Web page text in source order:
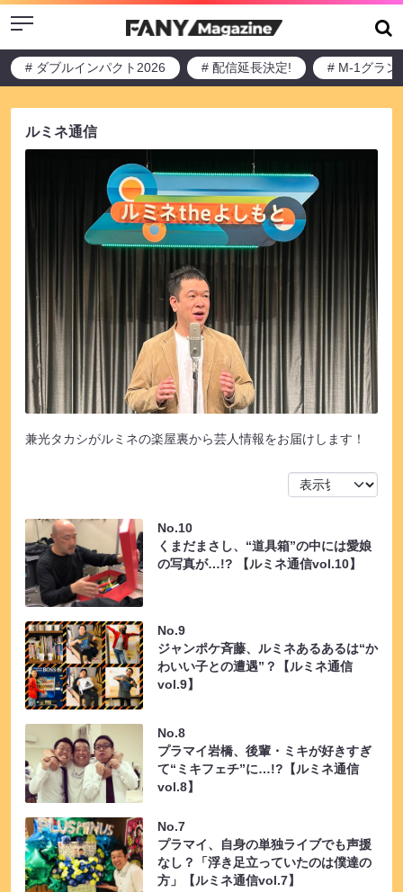
Menu
# ダブルインパクト2026 # 配信延長決定! # M-1グラン
ルミネ通信
兼光タカシがルミネの楽屋裏から芸人情報をお届けします！
No.10
くまだまさし、“道具箱”の中には愛娘
の写真が…!? 【ルミネ通信vol.10】
No.9
ジャンポケ斉藤、ルミネあるあるは“か
わいい子との遭遇”？【ルミネ通信
vol.9】
No.8
プラマイ岩橋、後輩・ミキが好きすぎ
て“ミキフェチ”に…!?【ルミネ通信
vol.8】
No.7
プラマイ、自身の単独ライブでも声援
なし？「浮き足立っていたのは僕達の
方」【ルミネ通信vol.7】